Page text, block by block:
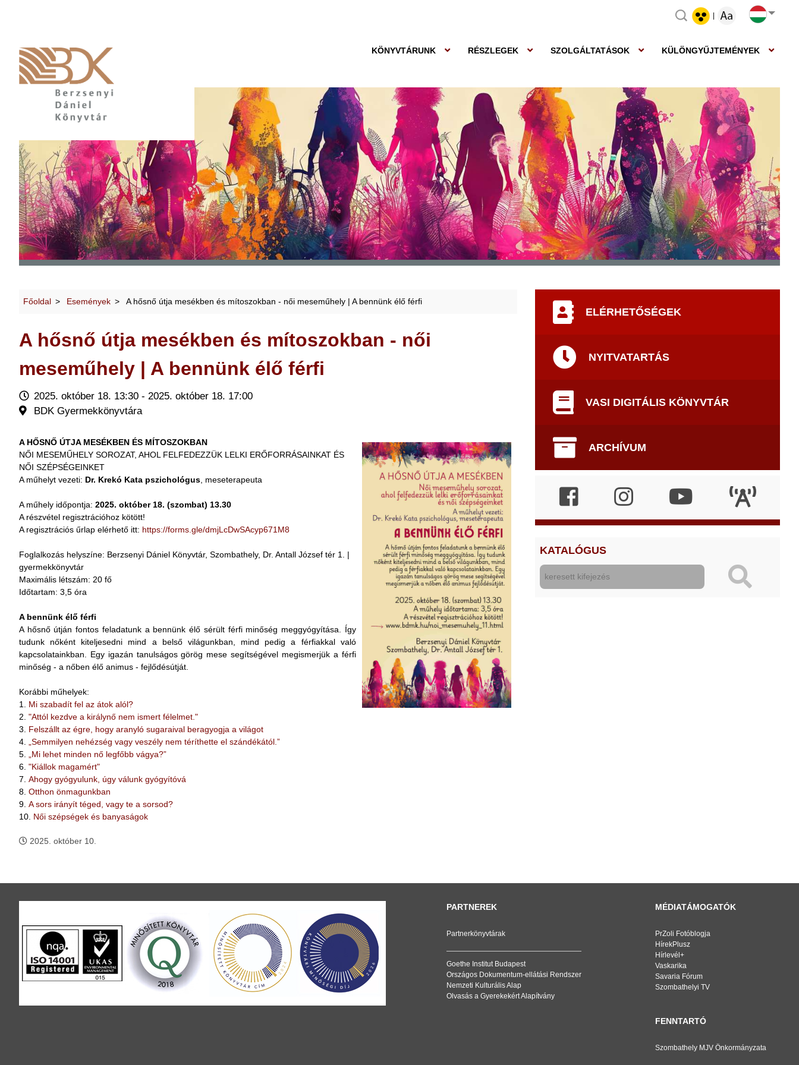
|
KÖNYVTÁRUNK RÉSZLEGEK SZOLGÁLTATÁSOK KÜLÖNGYŰJTEMÉNYEK
Főoldal Események A hősnő útja mesékben és mítoszokban - női meseműhely | A bennünk élő férfi
A hősnő útja mesékben és mítoszokban - női
meseműhely | A bennünk élő férfi
2025. október 18. 13:30 - 2025. október 18. 17:00
BDK Gyermekkönyvtára
A HŐSNŐ ÚTJA MESÉKBEN ÉS MÍTOSZOKBAN
NŐI MESEMŰHELY SOROZAT, AHOL FELFEDEZZÜK LELKI ERŐFORRÁSAINKAT ÉS
NŐI SZÉPSÉGEINKET
A műhelyt vezeti: Dr. Krekó Kata pszichológus , meseterapeuta
A műhely időpontja: 2025. október 18. (szombat) 13.30
A részvétel regisztrációhoz kötött!
A regisztrációs űrlap elérhető itt: https://forms.gle/dmjLcDwSAcyp671M8
Foglalkozás helyszíne: Berzsenyi Dániel Könyvtár, Szombathely, Dr. Antall József tér 1. |
gyermekkönyvtár
Maximális létszám: 20 fő
Időtartam: 3,5 óra
A bennünk élő férfi
A hősnő útján fontos feladatunk a bennünk élő sérült férfi minőség meggyógyítása. Így
tudunk nőként kiteljesedni mind a belső világunkban, mind pedig a férfiakkal való
kapcsolatainkban. Egy igazán tanulságos görög mese segítségével megismerjük a férfi
minőség - a nőben élő animus - fejlődésútját.
Korábbi műhelyek:
1. Mi szabadít fel az átok alól?
2. "Attól kezdve a királynő nem ismert félelmet."
3. Felszállt az égre, hogy aranyló sugaraival beragyogja a világot
4.
„Semmilyen nehézség vagy veszély nem téríthette el szándékától.”
5.
„Mi lehet minden nő legfőbb vágya?”
6. "Kiállok magamért"
7. Ahogy gyógyulunk, úgy válunk gyógyítóvá
8. Otthon önmagunkban
9. A sors irányít téged, vagy te a sorsod?
10. Női szépségek és banyaságok
2025. október 10.
ELÉRHETŐSÉGEK
NYITVATARTÁS
VASI DIGITÁLIS KÖNYVTÁR
ARCHÍVUM
KATALÓGUS
PARTNEREK
Partnerkönyvtárak
Goethe Institut Budapest
Országos Dokumentum-ellátási Rendszer
Nemzeti Kulturális Alap
Olvasás a Gyerekekért Alapítvány
MÉDIATÁMOGATÓK
PrZoli Fotóblogja
HírekPlusz
Hírlevél+
Vaskarika
Savaria Fórum
Szombathelyi TV
FENNTARTÓ
Szombathely MJV Önkormányzata